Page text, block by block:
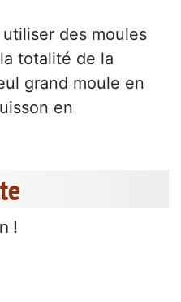
des moules
totalité de la
grand moule en
en
!